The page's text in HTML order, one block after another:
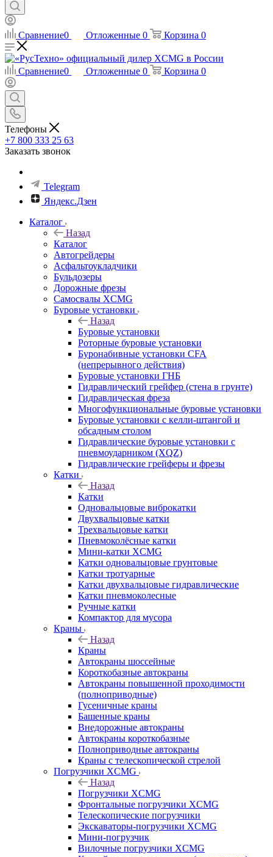
Сравнение0 Отложенные 0 Корзина 0
Сравнение0 Отложенные 0 Корзина 0
Телефоны
+7 800 333 25 63
Заказать звонок
Telegram
Яндекс.Дзен
Каталог
Назад
Каталог
Автогрейдеры
Асфальтоукладчики
Бульдозеры
Дорожные фрезы
Самосвалы XCMG
Буровые установки
Назад
Буровые установки
Роторные буровые установки
Буронабивные установки CFA
(непрерывного действия)
Буровые установки ГНБ
Гидравлический грейфер (стена в грунте)
Гидравлическая фреза
Многофункциональные буровые установки
Буровые установки с келли-штангой и
обсадным столом
Гидравлические буровые установки с
пневмоударником (XQZ)
Гидравлические грейферы и фрезы
Катки
Назад
Катки
Одновальцовые виброкатки
Двухвальцовые катки
Трехвальцовые катки
Пневмоколёсные катки
Мини-катки XCMG
Катки одновальцовые грунтовые
Катки тротуарные
Катки двухвальцовые гидравлические
Катки пневмоколесные
Ручные катки
Компактор для мусора
Краны
Назад
Краны
Автокраны шоссейные
Короткобазные автокраны
Автокраны повышенной проходимости
(полноприводные)
Гусеничные краны
Башенные краны
Внедорожные автокраны
Автокраны короткобазные
Полноприводные автокраны
Краны с телескопической стрелой
Погрузчики XCMG
Назад
Погрузчики XCMG
Фронтальные погрузчики XCMG
Телескопические погрузчики
Экскаваторы-погрузчики XCMG
Мини-погрузчик
Вилочные погрузчики XCMG